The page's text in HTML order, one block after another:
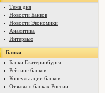
Тема дня
Новости Банков
Новости Экономики
Аналитика
Интервью
Банки
Банки Екатеринбурга
Рейтинг банков
Консультации банков
Отзывы о банках России